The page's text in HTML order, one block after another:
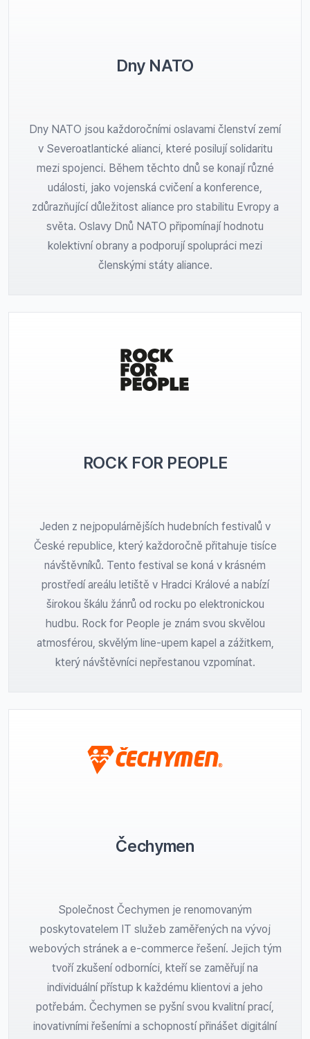
Dny NATO
Dny NATO jsou každoročními oslavami členství zemí
v Severoatlantické alianci, které posilují solidaritu
mezi spojenci. Během těchto dnů se konají různé
události, jako vojenská cvičení a konference,
zdůrazňující důležitost aliance pro stabilitu Evropy a
světa. Oslavy Dnů NATO připomínají hodnotu
kolektivní obrany a podporují spolupráci mezi
členskými státy aliance.
ROCK FOR PEOPLE
Jeden z nejpopulárnějších hudebních festivalů v
České republice, který každoročně přitahuje tisíce
návštěvníků. Tento festival se koná v krásném
prostředí areálu letiště v Hradci Králové a nabízí
širokou škálu žánrů od rocku po elektronickou
hudbu. Rock for People je znám svou skvělou
atmosférou, skvělým line-upem kapel a zážitkem,
který návštěvníci nepřestanou vzpomínat.
Čechymen
Společnost Čechymen je renomovaným
poskytovatelem IT služeb zaměřených na vývoj
webových stránek a e-commerce řešení. Jejich tým
tvoří zkušení odborníci, kteří se zaměřují na
individuální přístup k každému klientovi a jeho
potřebám. Čechymen se pyšní svou kvalitní prací,
inovativními řešeními a schopností přinášet digitální